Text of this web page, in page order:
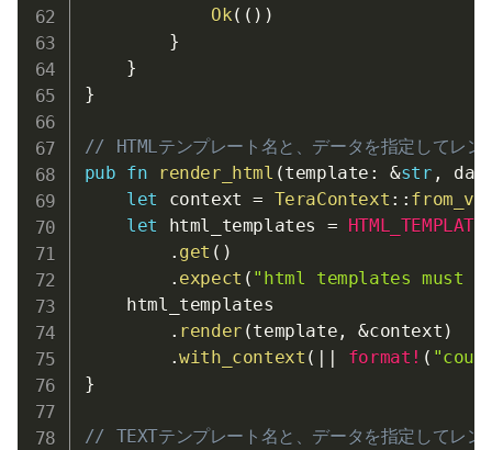
Ok( ( ) )
}
}
}
// HTMLテンプレート名と、データを指定してレン
pub fn render_html (template : &str ,
let
context = TeraContext ::
let
html_templates =
. get ( )
. expect ( "html templates
    html_templates
. render (template , &context )
.with_context ( | | format! (
}
// TEXTテンプレート名と、データを指定してレン